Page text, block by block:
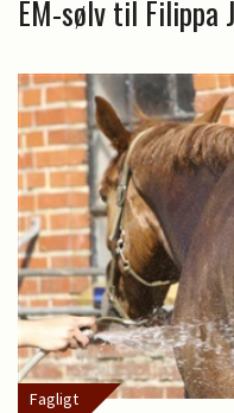
EM-sølv til Filippa
Fagligt